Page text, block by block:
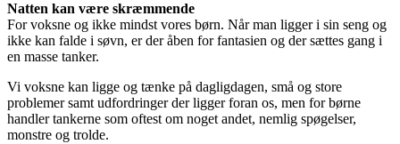
Natten kan være skræmmende
For voksne og ikke mindst vores børn. Når man ligger i sin seng og
ikke kan falde i søvn, er der åben for fantasien og der sættes gang i
en masse tanker.
Vi voksne kan ligge og tænke på dagligdagen, små og store
problemer samt udfordringer der ligger foran os, men for børne
handler tankerne som oftest om noget andet, nemlig spøgelser,
monstre og trolde.